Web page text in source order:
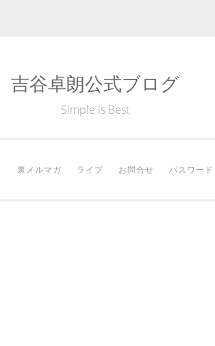
吉谷卓朗公式ブログ
Simple is Best
裏メルマガ ライブ お問合せ パスワード